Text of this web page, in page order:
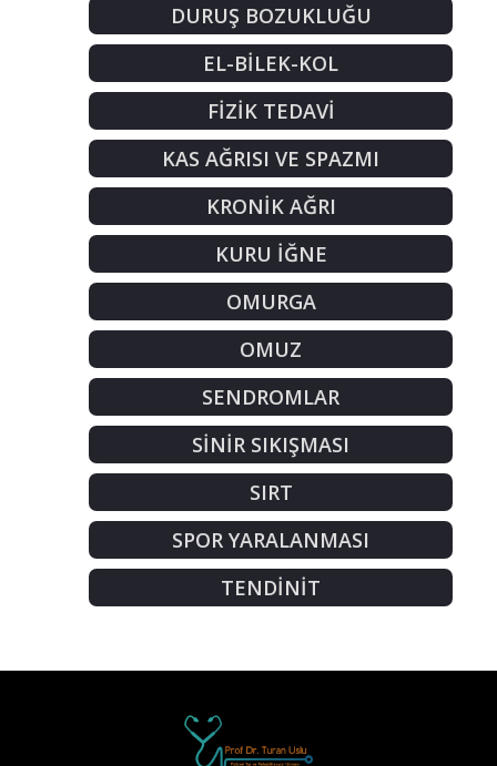
DURUŞ BOZUKLUĞU
EL-BİLEK-KOL
FİZİK TEDAVİ
KAS AĞRISI VE SPAZMI
KRONİK AĞRI
KURU İĞNE
OMURGA
OMUZ
SENDROMLAR
SİNİR SIKIŞMASI
SIRT
SPOR YARALANMASI
TENDİNİT